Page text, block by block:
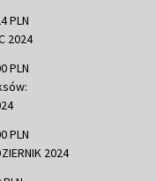
PLN
2024
PLN
PLN
2024